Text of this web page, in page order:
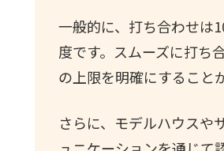
一般的に、打ち合わせは
度です。スムーズに打ち
の上限を明確にすること
さらに、モデルハウスや